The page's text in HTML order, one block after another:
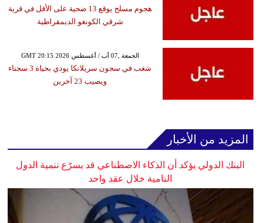
هجوم مسلح يوقع 13 ضحية على الأقل في قرية
شرقي الكونغو الديمقراطية
GMT 20:15 2026 الجمعة ,07 آب / أغسطس
شغب في سجون سريلانكا يودي بحياة 3 سجناء
ويصيب 23 آخرين
المزيد من الأخبار
البنك الدولي يؤكد أن الذكاء الاصطناعي قد يسرّع تنمية الدول
النامية خلال عقد واحد